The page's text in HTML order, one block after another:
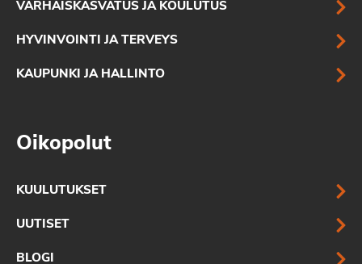
VARHAISKASVATUS JA KOULUTUS
HYVINVOINTI JA TERVEYS
KAUPUNKI JA HALLINTO
Oikopolut
KUULUTUKSET
UUTISET
BLOGI